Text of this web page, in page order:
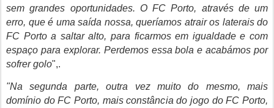
sem grandes oportunidades. O FC Porto, através de um
erro, que é uma saída nossa, queríamos atrair os laterais do
FC Porto a saltar alto, para ficarmos em igualdade e com
espaço para explorar. Perdemos essa bola e acabámos por
sofrer golo",.
"Na segunda parte, outra vez muito do mesmo, mais
domínio do FC Porto, mais constância do jogo do FC Porto,